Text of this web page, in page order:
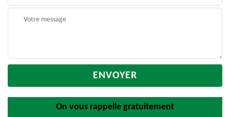
On vous rappelle gratuitement